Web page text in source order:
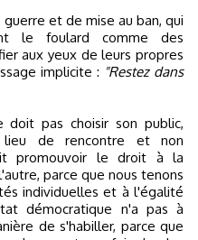
et de mise au ban, qui
le foulard comme des
aux yeux de leurs propres
implicite : "Restez dans
doit pas choisir son public,
de rencontre et non
promouvoir le droit à la
parce que nous tenons
individuelles et à l'égalité
démocratique n'a pas à
de s'habiller, parce que